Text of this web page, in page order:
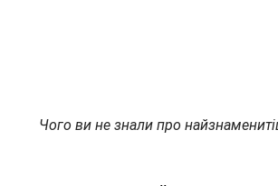
Чого ви не знали про